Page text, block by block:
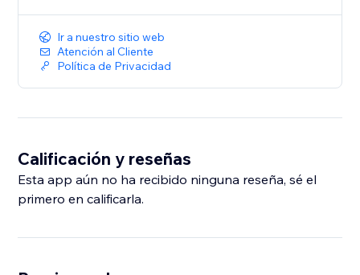
Ir a nuestro sitio web
Atención al Cliente
Política de Privacidad
Calificación y reseñas
Esta app aún no ha recibido ninguna reseña, sé el
primero en calificarla.